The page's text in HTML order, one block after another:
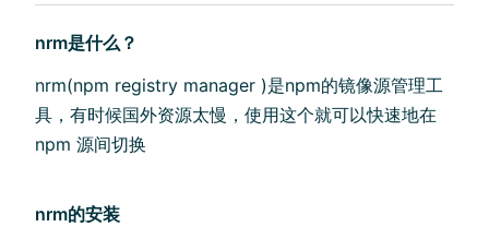
nrm是什么？
nrm(npm registry manager )是npm的镜像源管理工
具，有时候国外资源太慢，使用这个就可以快速地在
npm 源间切换
nrm的安装